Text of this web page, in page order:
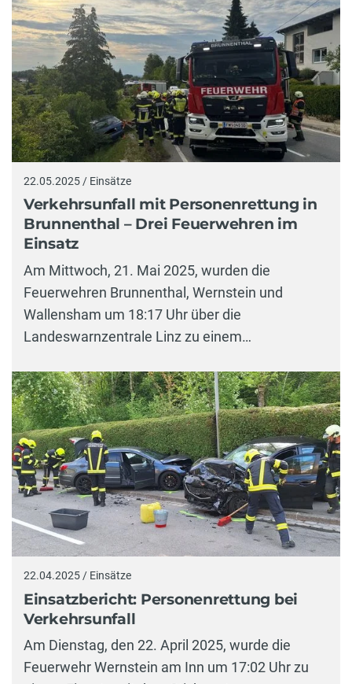
22.05.2025 / Einsätze
Verkehrsunfall mit Personenrettung in
Brunnenthal – Drei Feuerwehren im
Einsatz
Am Mittwoch, 21. Mai 2025, wurden die
Feuerwehren Brunnenthal, Wernstein und
Wallensham um 18:17 Uhr über die
Landeswarnzentrale Linz zu einem…
22.04.2025 / Einsätze
Einsatzbericht: Personenrettung bei
Verkehrsunfall
Am Dienstag, den 22. April 2025, wurde die
Feuerwehr Wernstein am Inn um 17:02 Uhr zu